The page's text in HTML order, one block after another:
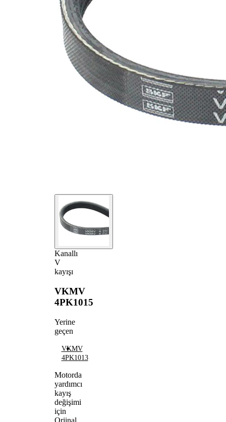
Kanallı
V
kayışı
VKMV
4PK1015
Yerine
geçen
VKMV
4PK1013
Motorda
yardımcı
kayış
değişimi
için
Orjinal